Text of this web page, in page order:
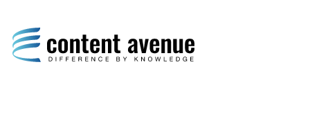
Difference by Knowledge